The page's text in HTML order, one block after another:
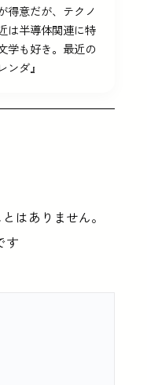
得意だが、テクノ
は半導体関連に特
学も好き。最近の
ダ』
はありません。
す